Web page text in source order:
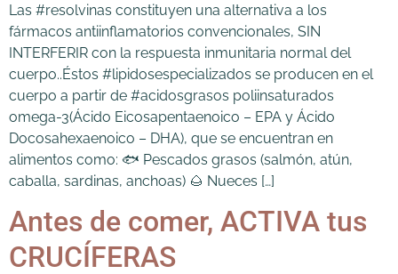
Las #resolvinas constituyen una alternativa a los
fármacos antiinflamatorios convencionales, SIN
INTERFERIR con la respuesta inmunitaria normal del
cuerpo..Éstos #lipidosespecializados se producen en el
cuerpo a partir de #acidosgrasos poliinsaturados
omega-3(Ácido Eicosapentaenoico – EPA y Ácido
Docosahexaenoico – DHA), que se encuentran en
alimentos como: 🐟 Pescados grasos (salmón, atún,
caballa, sardinas, anchoas) 🌰 Nueces […]
Antes de comer, ACTIVA tus
CRUCÍFERAS